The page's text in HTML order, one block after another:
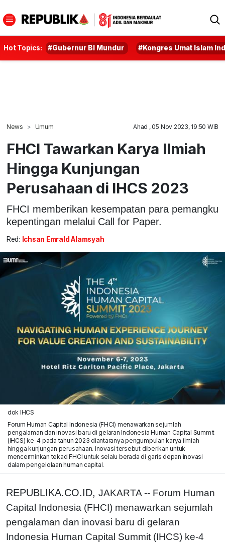
Hot Topics: #Gubernur BI Mundur #Kongres Umat Islam
News Umum Ahad , 05 Nov 2023, 19:50 WIB
FHCI Tawarkan Karya Ilmiah
Hingga Kunjungan
Perusahaan di IHCS 2023
FHCI memberikan kesempatan para pemangku
kepentingan melalui Call for Paper.
Red: Ichsan Emrald Alamsyah
dok IHCS
Forum Human Capital Indonesia (FHCI) menawarkan sejumlah
pengalaman dan inovasi baru di gelaran Indonesia Human Capital Summit
(IHCS) ke-4 pada tahun 2023 diantaranya pengumpulan karya ilmiah
hingga kunjungan perusahaan. Inovasi tersebut diberikan untuk
mencerminkan tekad FHCI untuk selalu berada di garis depan inovasi
dalam pengelolaan human capital.
REPUBLIKA.CO.ID, JAKARTA -- Forum Human
Capital Indonesia (FHCI) menawarkan sejumlah
pengalaman dan inovasi baru di gelaran
Indonesia Human Capital Summit (IHCS) ke-4